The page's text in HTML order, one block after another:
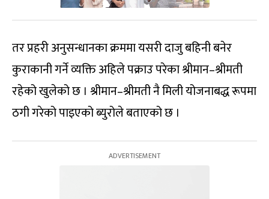
तर प्रहरी अनुसन्धानका क्रममा यसरी दाजु बहिनी बनेर
कुराकानी गर्ने व्यक्ति अहिले पक्राउ परेका श्रीमान–श्रीमती
रहेको खुलेको छ । श्रीमान–श्रीमती नै मिली योजनाबद्ध रूपमा
ठगी गरेको पाइएको ब्युरोले बताएको छ ।